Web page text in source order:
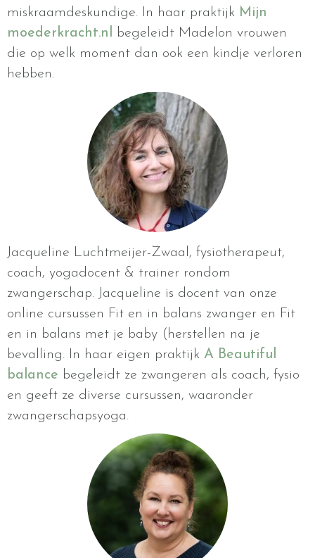
miskraamdeskundige. In haar praktijk Mijn
moederkracht.nl
begeleidt Madelon vrouwen
die op welk moment dan ook een kindje verloren
hebben.
Jacqueline Luchtmeijer-Zwaal, fysiotherapeut,
coach, yogadocent & trainer rondom
zwangerschap. Jacqueline is docent van onze
online cursussen Fit en in balans zwanger en Fit
en in balans met je baby (herstellen na je
bevalling. In haar eigen praktijk A Beautiful
balance begeleidt ze zwangeren als coach, fysio
en geeft ze diverse cursussen, waaronder
zwangerschapsyoga.